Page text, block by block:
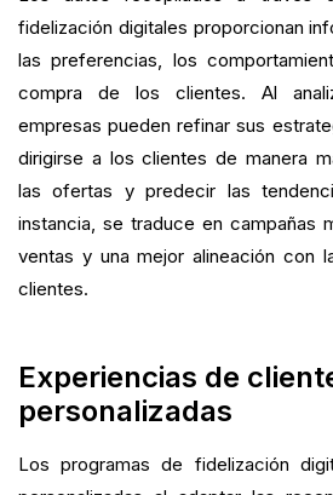
fidelización digitales proporcionan
las preferencias, los
compra de los clientes. Al
empresas pueden refinar sus
dirigirse a los clientes de manera
las ofertas y predecir las
instancia, se traduce en campañas
ventas y una mejor alineación con
clientes.
Experiencias de
personalizadas
Los programas de fidelización